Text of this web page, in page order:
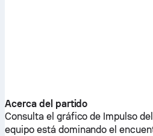
Acerca del partido
Consulta el gráfico de Impulso
equipo está dominando el